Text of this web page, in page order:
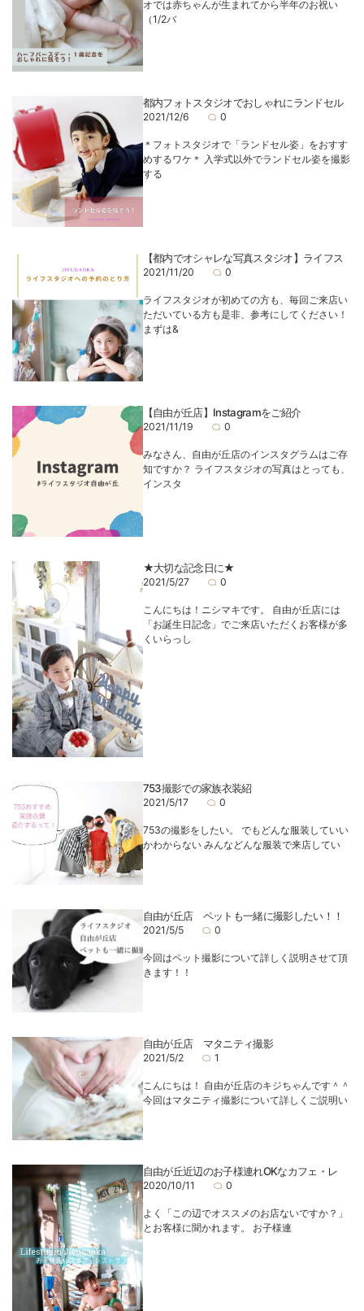
オでは赤ちゃんが生まれてから半年のお祝い
（1/2バ
都内フォトスタジオでおしゃれにランドセル
2021/12/6 0
＊フォトスタジオで「ランドセル姿」をおすす
めするワケ＊ 入学式以外でランドセル姿を撮影
する
【都内でオシャレな写真スタジオ】ライフス
2021/11/20 0
ライフスタジオが初めての方も、毎回ご来店い
ただいている方も是非、参考にしてください！
まずは&
【自由が丘店】Instagramをご紹介
2021/11/19 0
みなさん、自由が丘店のインスタグラムはご存
知ですか？ ライフスタジオの写真はとっても、
インスタ
★大切な記念日に★
2021/5/27 0
こんにちは！ニシマキです。 自由が丘店には
「お誕生日記念」でご来店いただくお客様が多
くいらっし
753撮影での家族衣装紹
2021/5/17 0
753の撮影をしたい。 でもどんな服装していい
かわからない みんなどんな服装で来店してい
自由が丘店 ペットも一緒に撮影したい！！
2021/5/5 0
今回はペット撮影について詳しく説明させて頂
きます！！
自由が丘店 マタニティ撮影
2021/5/2 1
こんにちは！ 自由が丘店のキジちゃんです＾＾
今回はマタニティ撮影について詳しくご説明い
自由が丘近辺のお子様連れOKなカフェ・レ
2020/10/11 0
よく「この辺でオススメのお店ないですか？」
とお客様に聞かれます。 お子様連